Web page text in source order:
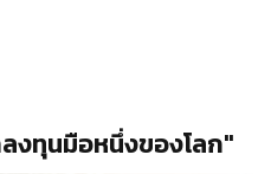
งทุนมือหนึ่งของโลก"